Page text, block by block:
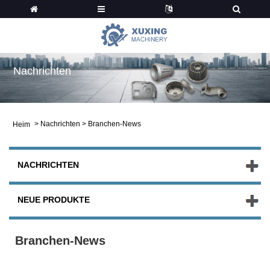
Nachrichten
Heim > Nachrichten > Branchen-News
NACHRICHTEN
NEUE PRODUKTE
Branchen-News